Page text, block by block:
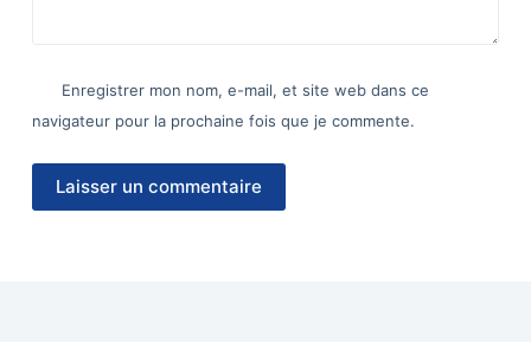
Enregistrer mon nom, e-mail, et site web dans ce
navigateur pour la prochaine fois que je commente.
Laisser un commentaire